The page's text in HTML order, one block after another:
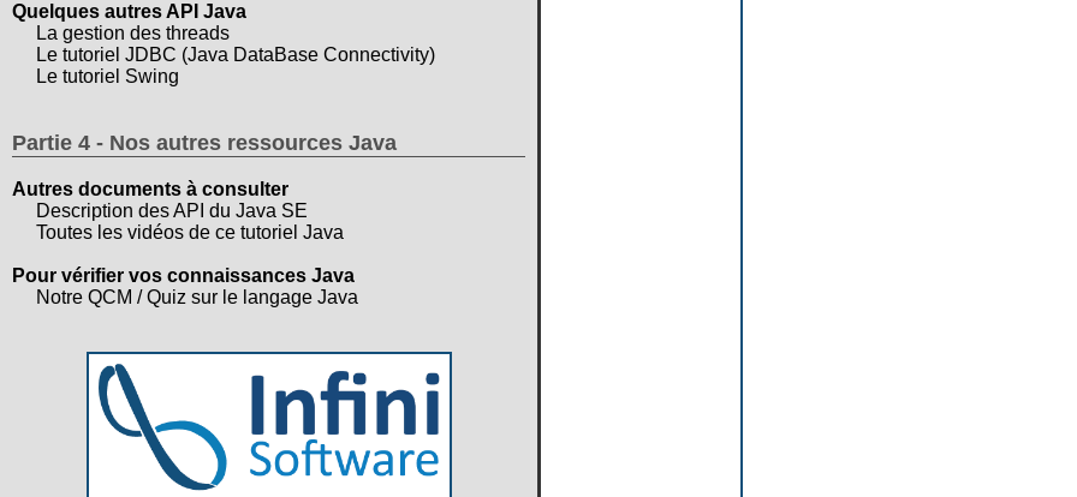
Quelques autres API Java
La gestion des threads
Le tutoriel JDBC (Java DataBase Connectivity)
Le tutoriel Swing
Partie 4 - Nos autres ressources Java
Autres documents à consulter
Description des API du Java SE
Toutes les vidéos de ce tutoriel Java
Pour vérifier vos connaissances Java
Notre QCM / Quiz sur le langage Java